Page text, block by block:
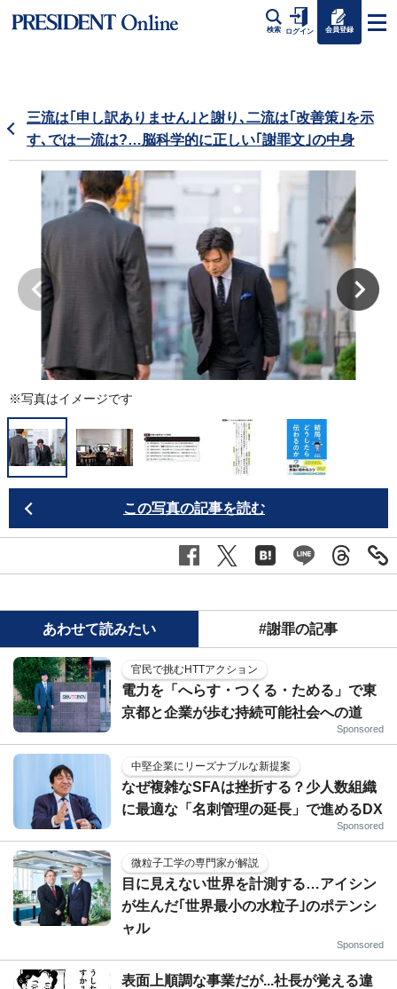
検索 ログイン 会員登録
三流は｢申し訳ありません｣と謝り､二流は｢改善策｣を示
す､では一流は?…脳科学的に正しい｢謝罪文｣の中身
※写真はイメージです
この写真の記事を読む
あわせて読みたい #謝罪の記事
官民で挑むHTTアクション
電力を「へらす・つくる・ためる」で東
京都と企業が歩む持続可能社会への道
Sponsored
中堅企業にリーズナブルな新提案
なぜ複雑なSFAは挫折する？少人数組織
に最適な「名刺管理の延長」で進めるDX
Sponsored
微粒子工学の専門家が解説
目に見えない世界を計測する…アイシン
が生んだ｢世界最小の水粒子｣のポテンシ
ャル
Sponsored
表面上順調な事業だが...社長が覚える違